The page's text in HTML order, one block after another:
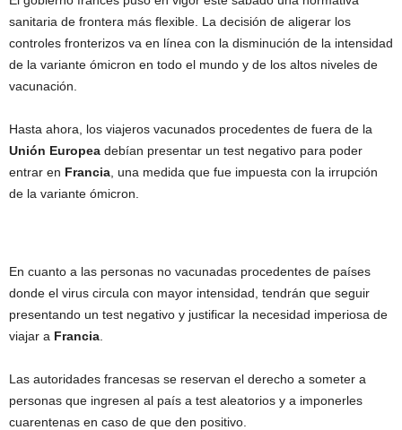
sanitaria de frontera más flexible. La decisión de aligerar los
controles fronterizos va en línea con la disminución de la intensidad
de la variante ómicron en todo el mundo y de los altos niveles de
vacunación.
Hasta ahora, los viajeros vacunados procedentes de fuera de la
Unión Europea debían presentar un test negativo para poder
entrar en Francia , una medida que fue impuesta con la irrupción
de la variante ómicron.
En cuanto a las personas no vacunadas procedentes de países
donde el virus circula con mayor intensidad, tendrán que seguir
presentando un test negativo y justificar la necesidad imperiosa de
viajar a Francia
Las autoridades francesas se reservan el derecho a someter a
personas que ingresen al país a test aleatorios y a imponerles
cuarentenas en caso de que den positivo.